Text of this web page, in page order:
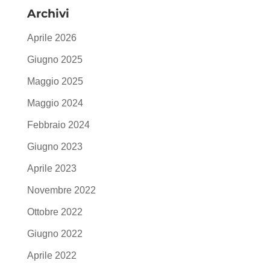
Archivi
Aprile 2026
Giugno 2025
Maggio 2025
Maggio 2024
Febbraio 2024
Giugno 2023
Aprile 2023
Novembre 2022
Ottobre 2022
Giugno 2022
Aprile 2022